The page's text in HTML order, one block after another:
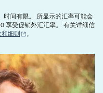
时间有限。 所显示的汇率可能会
享受促销外汇汇率。 有关详细信
细则 。